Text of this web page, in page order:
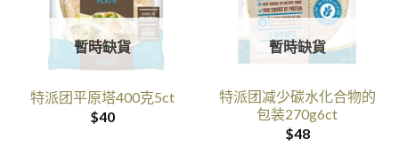
暫時缺貨
特派团平原塔400克5ct
$40
暫時缺貨
特派团减少碳水化合物的
包装270g6ct
$48